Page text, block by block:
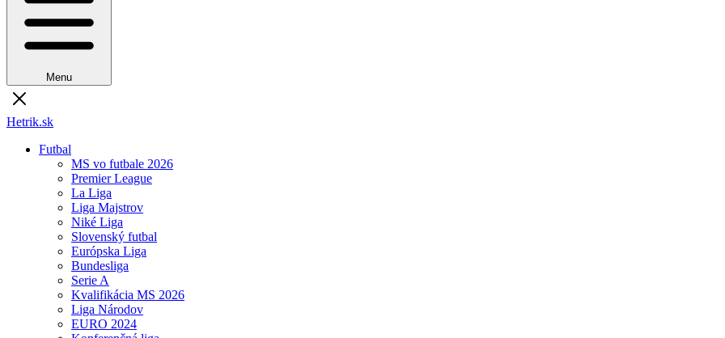
Menu
Hetrik.sk
Futbal
MS vo futbale 2026
Premier League
La Liga
Liga Majstrov
Niké Liga
Slovenský futbal
Európska Liga
Bundesliga
Serie A
Kvalifikácia MS 2026
Liga Národov
EURO 2024